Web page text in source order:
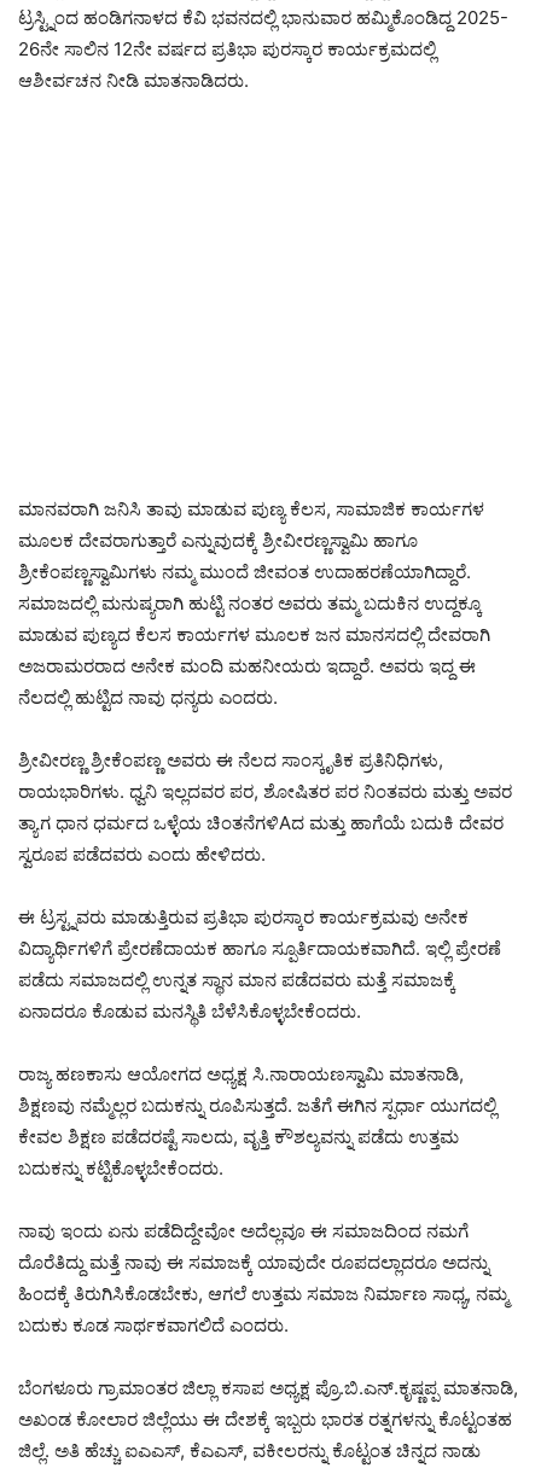
ಟ್ರಸ್ಟ್ನಿಂದ ಹಂಡಿಗನಾಳದ ಕೆವಿ ಭವನದಲ್ಲಿ ಭಾನುವಾರ ಹಮ್ಮಿಕೊಂಡಿದ್ದ 2025-
26ನೇ ಸಾಲಿನ 12ನೇ ವರ್ಷದ ಪ್ರತಿಭಾ ಪುರಸ್ಕಾರ ಕಾರ್ಯಕ್ರಮದಲ್ಲಿ
ಆಶೀರ್ವಚನ ನೀಡಿ ಮಾತನಾಡಿದರು.
ಮಾನವರಾಗಿ ಜನಿಸಿ ತಾವು ಮಾಡುವ ಪುಣ್ಯ ಕೆಲಸ, ಸಾಮಾಜಿಕ ಕಾರ್ಯಗಳ
ಮೂಲಕ ದೇವರಾಗುತ್ತಾರೆ ಎನ್ನುವುದಕ್ಕೆ ಶ್ರೀವೀರಣ್ಣಸ್ವಾಮಿ ಹಾಗೂ
ಶ್ರೀಕೆಂಪಣ್ಣಸ್ವಾಮಿಗಳು ನಮ್ಮ ಮುಂದೆ ಜೀವಂತ ಉದಾಹರಣೆಯಾಗಿದ್ದಾರೆ.
ಸಮಾಜದಲ್ಲಿ ಮನುಷ್ಯರಾಗಿ ಹುಟ್ಟಿ ನಂತರ ಅವರು ತಮ್ಮ ಬದುಕಿನ ಉದ್ದಕ್ಕೂ
ಮಾಡುವ ಪುಣ್ಯದ ಕೆಲಸ ಕಾರ್ಯಗಳ ಮೂಲಕ ಜನ ಮಾನಸದಲ್ಲಿ ದೇವರಾಗಿ
ಅಜರಾಮರರಾದ ಅನೇಕ ಮಂದಿ ಮಹನೀಯರು ಇದ್ದಾರೆ. ಅವರು ಇದ್ದ ಈ
ನೆಲದಲ್ಲಿ ಹುಟ್ಟಿದ ನಾವು ಧನ್ಯರು ಎಂದರು.
ಶ್ರೀವೀರಣ್ಣ ಶ್ರೀಕೆಂಪಣ್ಣ ಅವರು ಈ ನೆಲದ ಸಾಂಸ್ಕೃತಿಕ ಪ್ರತಿನಿಧಿಗಳು,
ರಾಯಭಾರಿಗಳು. ಧ್ವನಿ ಇಲ್ಲದವರ ಪರ, ಶೋಷಿತರ ಪರ ನಿಂತವರು ಮತ್ತು ಅವರ
ತ್ಯಾಗ ಧಾನ ಧರ್ಮದ ಒಳ್ಳೆಯ ಚಿಂತನೆಗಳಿAದ ಮತ್ತು ಹಾಗೆಯೆ ಬದುಕಿ ದೇವರ
ಸ್ವರೂಪ ಪಡೆದವರು ಎಂದು ಹೇಳಿದರು.
ಈ ಟ್ರಸ್ಟ್ನವರು ಮಾಡುತ್ತಿರುವ ಪ್ರತಿಭಾ ಪುರಸ್ಕಾರ ಕಾರ್ಯಕ್ರಮವು ಅನೇಕ
ವಿದ್ಯಾರ್ಥಿಗಳಿಗೆ ಪ್ರೇರಣೆದಾಯಕ ಹಾಗೂ ಸ್ಪೂರ್ತಿದಾಯಕವಾಗಿದೆ. ಇಲ್ಲಿ ಪ್ರೇರಣೆ
ಪಡೆದು ಸಮಾಜದಲ್ಲಿ ಉನ್ನತ ಸ್ಥಾನ ಮಾನ ಪಡೆದವರು ಮತ್ತೆ ಸಮಾಜಕ್ಕೆ
ಏನಾದರೂ ಕೊಡುವ ಮನಸ್ಥಿತಿ ಬೆಳೆಸಿಕೊಳ್ಳಬೇಕೆಂದರು.
ರಾಜ್ಯ ಹಣಕಾಸು ಆಯೋಗದ ಅಧ್ಯಕ್ಷ ಸಿ.ನಾರಾಯಣಸ್ವಾಮಿ ಮಾತನಾಡಿ,
ಶಿಕ್ಷಣವು ನಮ್ಮೆಲ್ಲರ ಬದುಕನ್ನು ರೂಪಿಸುತ್ತದೆ. ಜತೆಗೆ ಈಗಿನ ಸ್ಪರ್ಧಾ ಯುಗದಲ್ಲಿ
ಕೇವಲ ಶಿಕ್ಷಣ ಪಡೆದರಷ್ಟೆ ಸಾಲದು, ವೃತ್ತಿ ಕೌಶಲ್ಯವನ್ನು ಪಡೆದು ಉತ್ತಮ
ಬದುಕನ್ನು ಕಟ್ಟಿಕೊಳ್ಳಬೇಕೆಂದರು.
ನಾವು ಇಂದು ಏನು ಪಡೆದಿದ್ದೇವೋ ಅದೆಲ್ಲವೂ ಈ ಸಮಾಜದಿಂದ ನಮಗೆ
ದೊರೆತಿದ್ದು ಮತ್ತೆ ನಾವು ಈ ಸಮಾಜಕ್ಕೆ ಯಾವುದೇ ರೂಪದಲ್ಲಾದರೂ ಅದನ್ನು
ಹಿಂದಕ್ಕೆ ತಿರುಗಿಸಿಕೊಡಬೇಕು, ಆಗಲೆ ಉತ್ತಮ ಸಮಾಜ ನಿರ್ಮಾಣ ಸಾಧ್ಯ, ನಮ್ಮ
ಬದುಕು ಕೂಡ ಸಾರ್ಥಕವಾಗಲಿದೆ ಎಂದರು.
ಬೆಂಗಳೂರು ಗ್ರಾಮಾಂತರ ಜಿಲ್ಲಾ ಕಸಾಪ ಅಧ್ಯಕ್ಷ ಪ್ರೊ.ಬಿ.ಎನ್.ಕೃಷ್ಣಪ್ಪ ಮಾತನಾಡಿ,
ಅಖಂಡ ಕೋಲಾರ ಜಿಲ್ಲೆಯು ಈ ದೇಶಕ್ಕೆ ಇಬ್ಬರು ಭಾರತ ರತ್ನಗಳನ್ನು ಕೊಟ್ಟಂತಹ
ಜಿಲ್ಲೆ. ಅತಿ ಹೆಚ್ಚು ಐಎಎಸ್, ಕೆಎಎಸ್, ವಕೀಲರನ್ನು ಕೊಟ್ಟಂತ ಚಿನ್ನದ ನಾಡು